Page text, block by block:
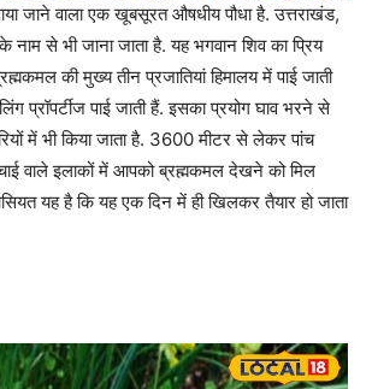
जाने वाला एक खूबसूरत औषधीय पौधा है. उत्तराखंड,
नाम से भी जाना जाता है. यह भगवान शिव का प्रिय
की मुख्य तीन प्रजातियां हिमालय में पाई जाती
प्रॉपर्टीज पाई जाती हैं. इसका प्रयोग घाव भरने से
में भी किया जाता है. 3600 मीटर से लेकर पांच
वाले इलाकों में आपको ब्रह्मकमल देखने को मिल
यह है कि यह एक दिन में ही खिलकर तैयार हो जाता